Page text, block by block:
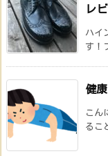
レ
ハイ
す！
健
こん
るこ